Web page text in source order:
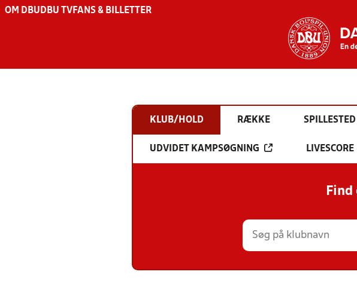
OM DBU DBU TV FANS & BILLETTER
KLUB/HOLD RÆKKE SPILLESTED
UDVIDET KAMPSØGNING LIVESCORE